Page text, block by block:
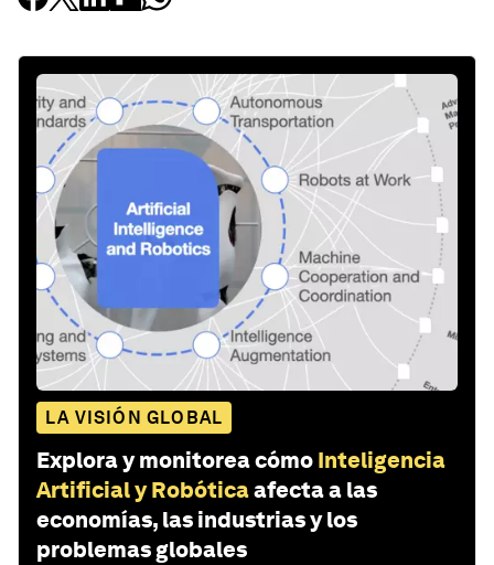
LA VISIÓN GLOBAL
Explora y monitorea cómo Inteligencia
Artificial y Robóticaafecta a las
economías, las industrias y los
problemas globales